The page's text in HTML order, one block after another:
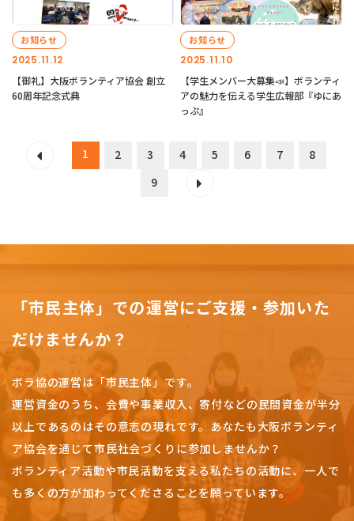
2025.11.12
お知らせ
【御礼】大阪ボランティア協会 創立
60周年記念式典
2025.11.10
お知らせ
【学生メンバー大募集📣】ボランティ
アの魅力を伝える学生広報部『ゆにあ
っぷ』
1 2 3 4 5 6 7
8
9
「市民主体」での運営にご支援・参加いた
だけませんか？
ボラ協の運営は「市民主体」です。
運営資金のうち、会費や事業収入、寄付などの民間資金が半分
以上であるのはその意志の現れです。 あなたも大阪ボランティ
ア協会を通じて市民社会づくりに参加しませんか？
ボランティア活動や市民活動を支える私たちの活動に、一人で
も多くの方が加わってくださることを願っています。